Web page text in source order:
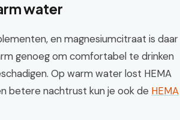
water
en magnesiumcitraat is daar
genoeg om comfortabel te drinken
Op warm water lost HEMA
betere nachtrust kun je ook de HEMA